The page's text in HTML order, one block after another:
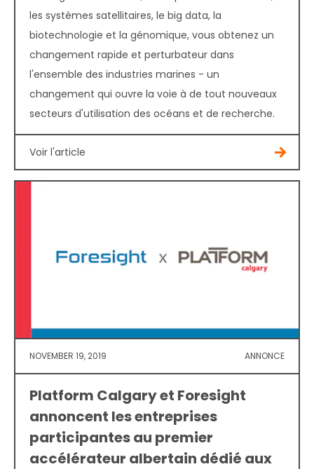
les systèmes satellitaires, le big data, la
biotechnologie et la génomique, vous obtenez un
changement rapide et perturbateur dans
l'ensemble des industries marines - un
changement qui ouvre la voie à de tout nouveaux
secteurs d'utilisation des océans et de recherche.
Voir l'article
NOVEMBER 19, 2019 ANNONCE
Platform Calgary et Foresight
annoncent les entreprises
participantes au premier
accélérateur albertain dédié aux